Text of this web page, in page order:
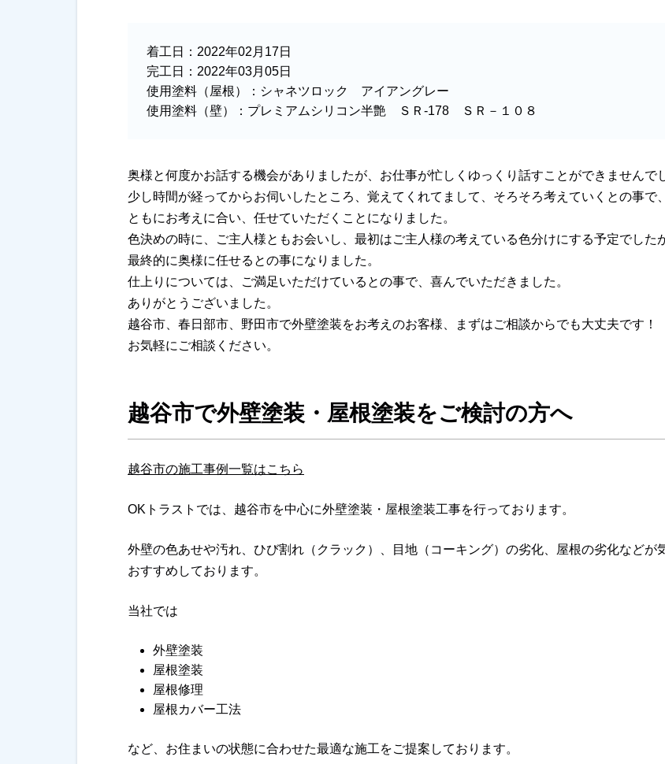
着工日： 2022年02月17日
完工日： 2022年03月05日
使用塗料（屋根）： シャネツロック アイアングレー
使用塗料（壁）： プレミアムシリコン半艶 ＳＲ-178 ＳＲ－１０８
奥様と何度かお話する機会がありましたが、お仕事が忙しくゆっくり話すことができませんで
少し時間が経ってからお伺いしたところ、覚えてくれてまして、そろそろ考えていくとの事
ともにお考えに合い、任せていただくことになりました。
色決めの時に、ご主人様ともお会いし、最初はご主人様の考えている色分けにする予定でした
最終的に奥様に任せるとの事になりました。
仕上りについては、ご満足いただけているとの事で、喜んでいただきました。
ありがとうございました。
越谷市、春日部市、野田市で外壁塗装をお考えのお客様、まずはご相談からでも大丈夫です！
お気軽にご相談ください。
越谷市で外壁塗装・屋根塗装をご検討の方へ
越谷市の施工事例一覧はこちら
OKトラストでは、越谷市を中心に外壁塗装・屋根塗装工事を行っております。
外壁の色あせや汚れ、ひび割れ（クラック）、目地（コーキング）の劣化、屋根の劣化など
おすすめしております。
当社では
外壁塗装
屋根塗装
屋根修理
屋根カバー工法
など、お住まいの状態に合わせた最適な施工をご提案しております。